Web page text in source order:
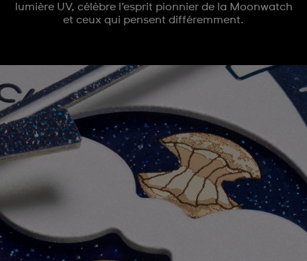
lumière UV, célèbre l’esprit pionnier de la Moonwatch
et ceux qui pensent différemment.